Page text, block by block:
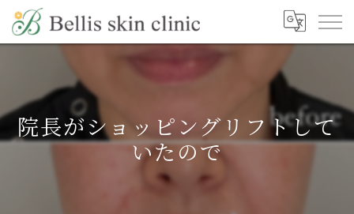
院長がショッピングリフトして
いたので